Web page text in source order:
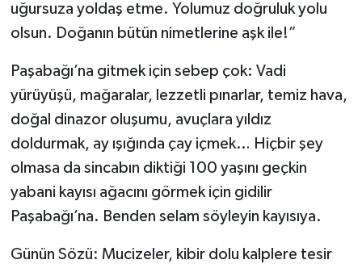
uğursuza yoldaş etme. Yolumuz doğruluk yolu
olsun. Doğanın bütün nimetlerine aşk ile!”
Paşabağı’na gitmek için sebep çok: Vadi
yürüyüşü, mağaralar, lezzetli pınarlar, temiz hava,
doğal dinazor oluşumu, avuçlara yıldız
doldurmak, ay ışığında çay içmek… Hiçbir şey
olmasa da sincabın diktiği 100 yaşını geçkin
yabani kayısı ağacını görmek için gidilir
Paşabağı’na. Benden selam söyleyin kayısıya.
Günün Sözü: Mucizeler, kibir dolu kalplere tesir